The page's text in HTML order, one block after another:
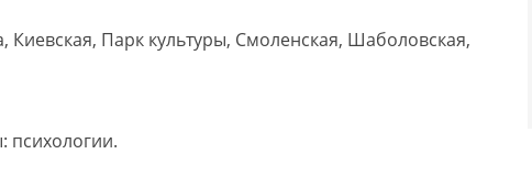
Парк культуры, Смоленская, Шаболовская,
психологии.